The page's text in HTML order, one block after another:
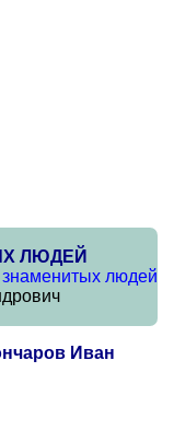
ЛЮДЕЙ
людей
Иван